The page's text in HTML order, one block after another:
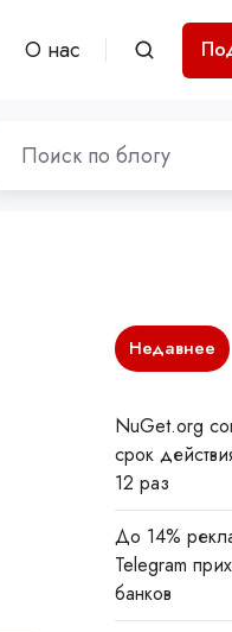
О нас
Недавнее
NuGet.org
срок
12 раз
До 14%
Telegram
банков